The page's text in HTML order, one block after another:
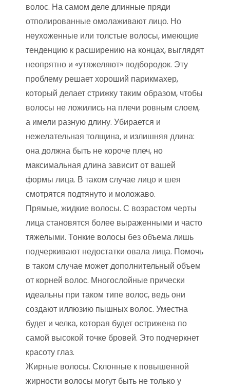
волос. На самом деле длинные пряди
отполированные омолаживают лицо. Но
неухоженные или толстые волосы, имеющие
тенденцию к расширению на концах, выглядят
неопрятно и «утяжеляют» подбородок. Эту
проблему решает хороший парикмахер,
который делает стрижку таким образом, чтобы
волосы не ложились на плечи ровным слоем,
а имели разную длину. Убирается и
нежелательная толщина, и излишняя длина:
она должна быть не короче плеч, но
максимальная длина зависит от вашей
формы лица. В таком случае лицо и шея
смотрятся подтянуто и моложаво.
Прямые, жидкие волосы. С возрастом черты
лица становятся более выраженными и часто
тяжелыми. Тонкие волосы без объема лишь
подчеркивают недостатки овала лица. Помочь
в таком случае может дополнительный объем
от корней волос. Многослойные прически
идеальны при таком типе волос, ведь они
создают иллюзию пышных волос. Уместна
будет и челка, которая будет острижена по
самой высокой точке бровей. Это подчеркнет
красоту глаз.
Жирные волосы. Склонные к повышенной
жирности волосы могут быть не только у